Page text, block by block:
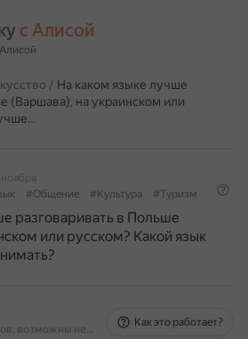
с Алисой
/ На каком языке лучше
(Варшава), на украинском или
#Общение #Культура #Туризм
разговаривать в Польше
или русском? Какой язык
На основе источников, возможны неточности
Как это работает?